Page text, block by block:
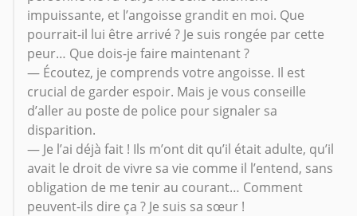
impuissante, et l’angoisse grandit en moi. Que
pourrait-il lui être arrivé ? Je suis rongée par cette
peur… Que dois-je faire maintenant ?
— Écoutez, je comprends votre angoisse. Il est
crucial de garder espoir. Mais je vous conseille
d’aller au poste de police pour signaler sa
disparition.
— Je l’ai déjà fait ! Ils m’ont dit qu’il était adulte, qu’il
avait le droit de vivre sa vie comme il l’entend, sans
obligation de me tenir au courant… Comment
peuvent-ils dire ça ? Je suis sa sœur !